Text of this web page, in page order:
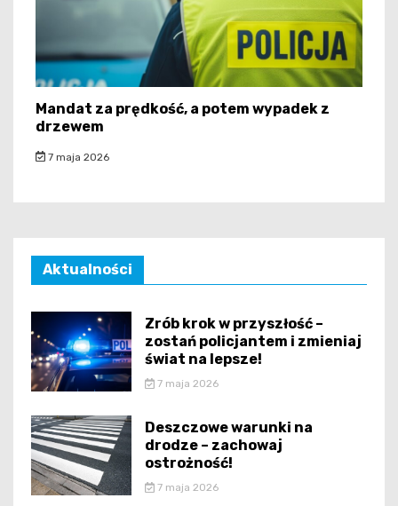
Mandat za prędkość, a potem wypadek z
drzewem
7 maja 2026
Aktualności
Zrób krok w przyszłość –
zostań policjantem i zmieniaj
świat na lepsze!
7 maja 2026
Deszczowe warunki na
drodze – zachowaj
ostrożność!
7 maja 2026